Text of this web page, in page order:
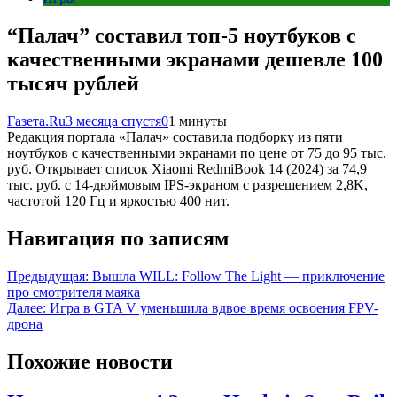
“Палач” составил топ-5 ноутбуков с
качественными экранами дешевле 100
тысяч рублей
Газета.Ru3 месяца спустя01 минуты
Редакция портала «Палач» составила подборку из пяти
ноутбуков с качественными экранами по цене от 75 до 95 тыс.
руб. Открывает список Xiaomi RedmiBook 14 (2024) за 74,9
тыс. руб. с 14-дюймовым IPS-экраном с разрешением 2,8K,
частотой 120 Гц и яркостью 400 нит.
Навигация по записям
Предыдущая: Вышла WILL: Follow The Light — приключение
про смотрителя маяка
Далее: Игра в GTA V уменьшила вдвое время освоения FPV-
дрона
Похожие новости